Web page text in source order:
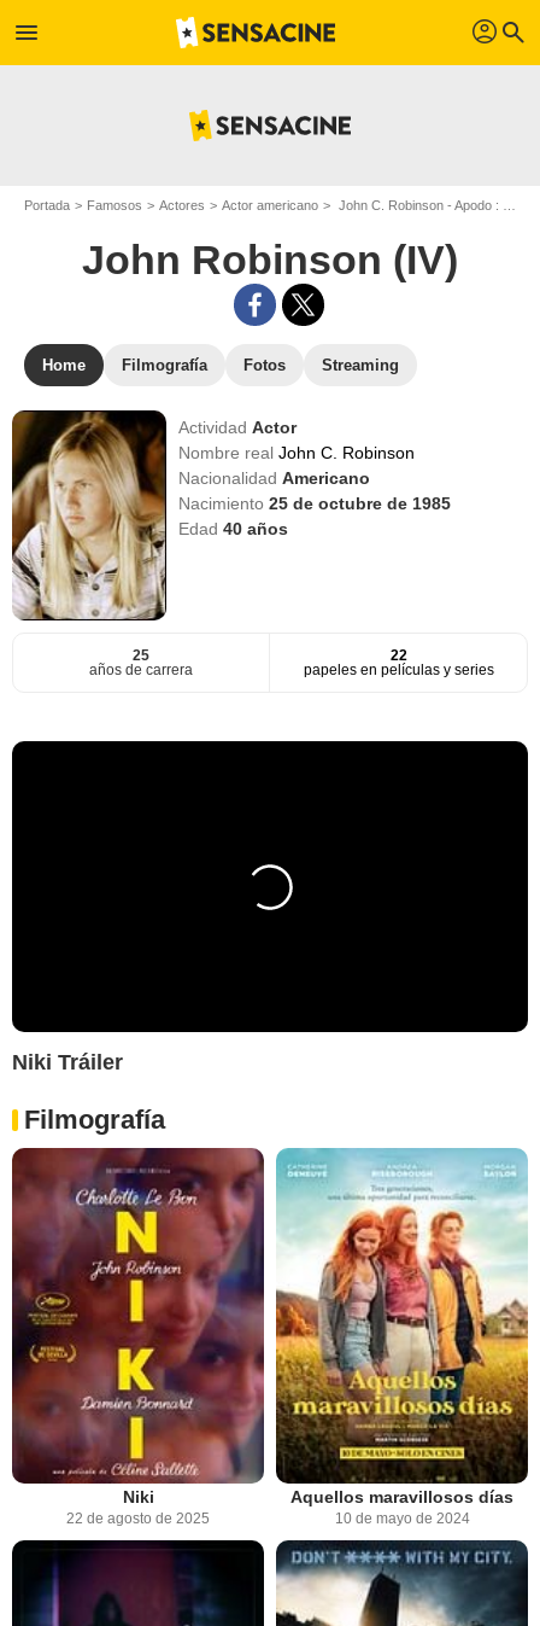
menu profil search
Portada Famosos Actores Actor americano John C. Robinson - Apodo : John Robinson (IV)
John Robinson (IV)
Home Filmografía Fotos Streaming
ActividadActor
Nombre realJohn C. Robinson
NacionalidadAmericano
Nacimiento25 de octubre de 1985
Edad40 años
25
años de carrera
22
papeles en películas y series
Niki Tráiler
Filmografía
Niki
22 de agosto de 2025
Aquellos maravillosos días
10 de mayo de 2024